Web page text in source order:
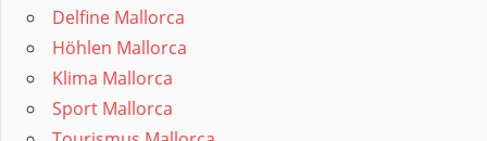
Delfine Mallorca
Höhlen Mallorca
Klima Mallorca
Sport Mallorca